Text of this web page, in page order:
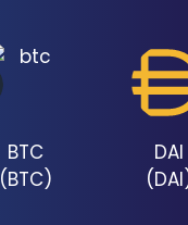
BTC
(BTC)
DAI
(DAI